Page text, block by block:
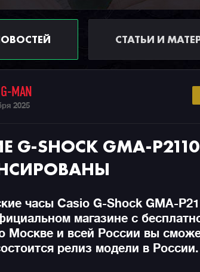
СТАТЬИ И
G-MAN
2025
SHOCK GMA-
часы Casio G-Shock GMA-
магазине с
Москве и всей России вы
релиз модели в России.